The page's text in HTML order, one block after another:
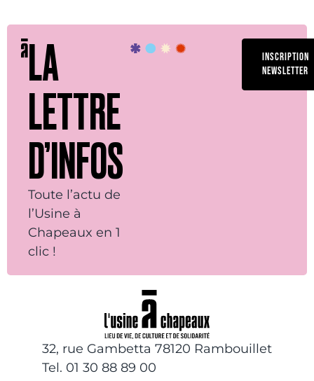
LA
LETTRE
D’INFOS
Toute l’actu de
l’Usine à
Chapeaux en 1
clic !
INSCRIPTION
NEWSLETTER
32, rue Gambetta 78120 Rambouillet
Tel. 01 30 88 89 00